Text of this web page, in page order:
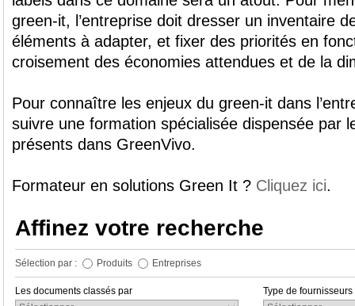
green-it, l’entreprise doit dresser un inventaire
éléments à adapter, et fixer des priorités en
croisement des économies attendues et de la
Pour connaître les enjeux du green-it dans
suivre une formation spécialisée dispensée par
présents dans GreenVivo.
Formateur en solutions Green It ? Cliquez ici.
Affinez votre recherche
Sélection par : Produits Entreprises
Les documents classés par Type de fournisseurs